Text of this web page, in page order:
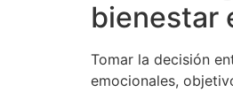
bienestar
Tomar la decisión
emocionales,